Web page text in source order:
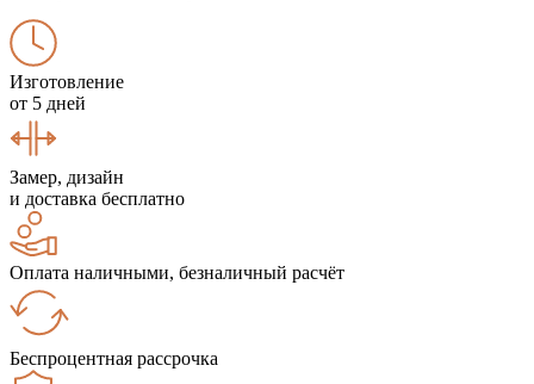
Изготовление
от 5 дней
Замер, дизайн
и доставка бесплатно
Оплата наличными, безналичный расчёт
Беспроцентная рассрочка